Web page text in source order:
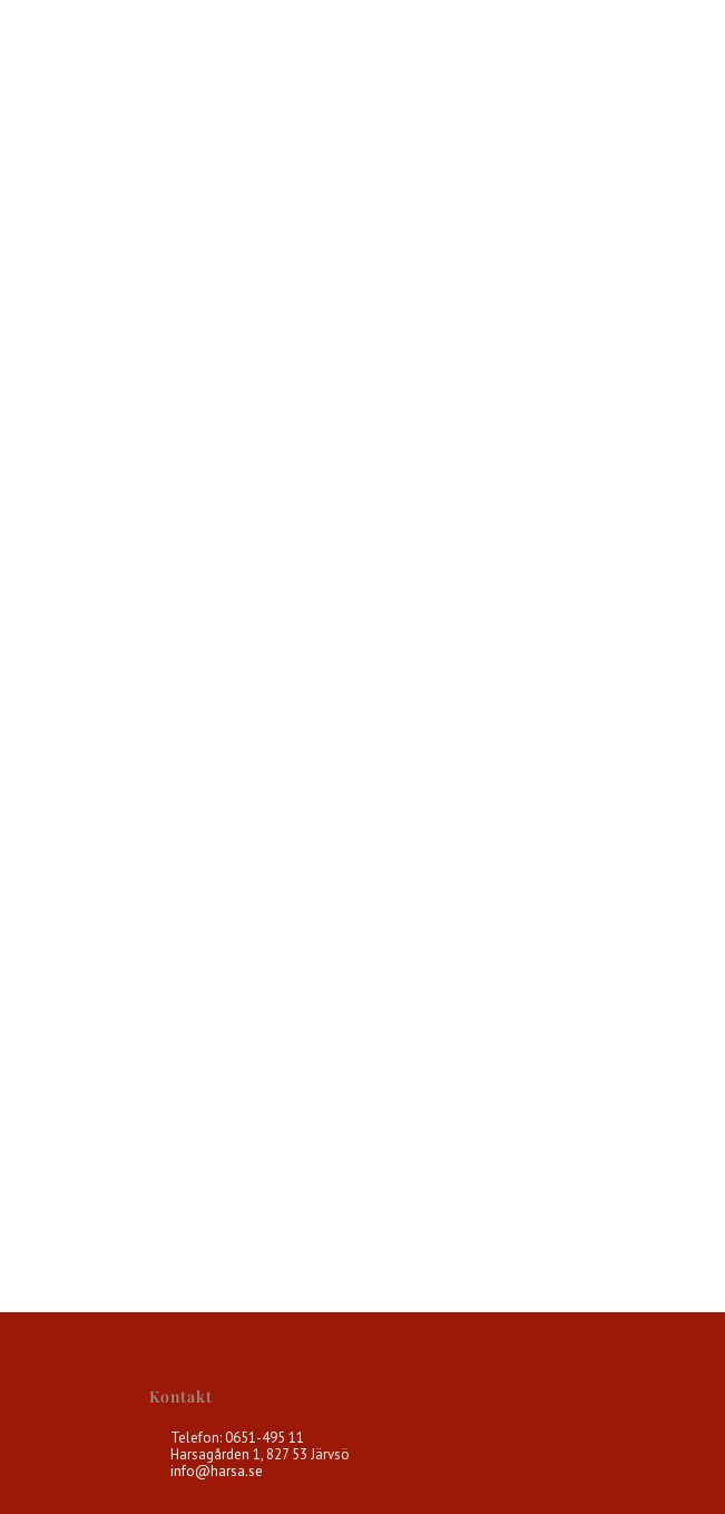
Kontakt
Telefon: 0651-495 11
Harsagården 1, 827 53 Järvsö
info@harsa.se